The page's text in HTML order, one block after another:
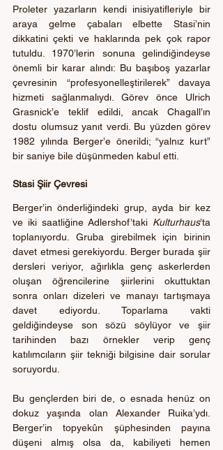
Proleter yazarların kendi inisiyatifleriyle bir
araya gelme çabaları elbette Stasi’nin
dikkatini çekti ve haklarında pek çok rapor
tutuldu. 1970’lerin sonuna gelindiğindeyse
önemli bir karar alındı: Bu başıboş yazarlar
çevresinin “profesyonelleştirilerek” davaya
hizmeti sağlanmalıydı. Görev önce Ulrich
Grasnick’e teklif edildi, ancak Chagall’ın
dostu olumsuz yanıt verdi. Bu yüzden görev
1982 yılında Berger’e önerildi; “yalnız kurt”
bir saniye bile düşünmeden kabul etti.
Stasi Şiir Çevresi
Berger’in önderliğindeki grup, ayda bir kez
ve iki saatliğine Adlershof’taki Kulturhaus’ta
toplanıyordu. Gruba girebilmek için birinin
davet etmesi gerekiyordu. Berger burada şiir
dersleri veriyor, ağırlıkla genç askerlerden
oluşan öğrencilerine şiirlerini okuttuktan
sonra onları dizeleri ve manayı tartışmaya
davet ediyordu. Toparlama vakti
geldiğindeyse son sözü söylüyor ve şiir
tarihinden bazı örnekler verip genç
katılımcıların şiir tekniği bilgisine dair sorular
soruyordu.
Bu gençlerden biri de, o esnada henüz on
dokuz yaşında olan Alexander Ruika’ydı.
Berger’in topyekûn şüphesinden payına
düşeni almış olsa da, kabiliyeti hemen